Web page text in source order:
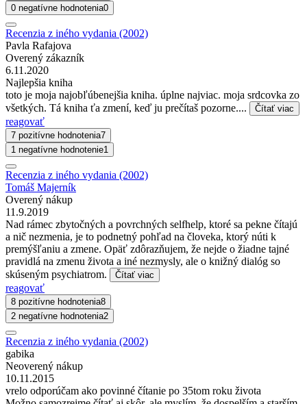
0 negatívne hodnotenia0
Recenzia z iného vydania (2002)
Pavla Rafajova
Overený zákazník
6.11.2020
Najlepšia kniha
toto je moja najobľúbenejšia kniha. úplne najviac. moja srdcovka zo
všetkých. Tá kniha ťa zmení, keď ju prečítaš pozorne....
Čítať viac
reagovať
7 pozitívne hodnotenia7
1 negatívne hodnotenie1
Recenzia z iného vydania (2002)
Tomáš Majerník
Overený nákup
11.9.2019
Nad rámec zbytočných a povrchných selfhelp, ktoré sa pekne čítajú
a nič nezmenia, je to podnetný pohľad na človeka, ktorý núti k
premýšľaniu a zmene. Opäť zdôrazňujem, že nejde o žiadne tajné
pravidlá na zmenu života a iné nezmysly, ale o knižný dialóg so
skúseným psychiatrom.
Čítať viac
reagovať
8 pozitívne hodnotenia8
2 negatívne hodnotenia2
Recenzia z iného vydania (2002)
gabika
Neoverený nákup
10.11.2015
vrelo odporúčam ako povinné čítanie po 35tom roku života